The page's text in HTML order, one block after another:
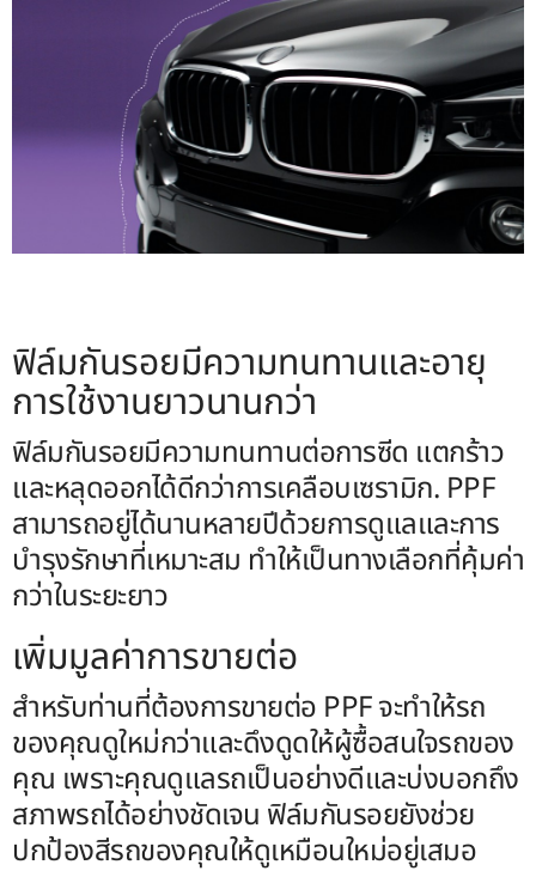
ฟิล์มกันรอยมีความทนทานและอายุ
การใช้งานยาวนานกว่า
ฟิล์มกันรอยมีความทนทานต่อการซีด แตกร้าว
และหลุดออกได้ดีกว่าการเคลือบเซรามิก. PPF
สามารถอยู่ได้นานหลายปีด้วยการดูแลและการ
บำรุงรักษาที่เหมาะสม ทำให้เป็นทางเลือกที่คุ้มค่า
กว่าในระยะยาว
เพิ่มมูลค่าการขายต่อ
สำหรับท่านที่ต้องการขายต่อ PPF จะทำให้รถ
ของคุณดูใหม่กว่าและดึงดูดให้ผู้ซื้อสนใจรถของ
คุณ เพราะคุณดูแลรถเป็นอย่างดีและบ่งบอกถึง
สภาพรถได้อย่างชัดเจน ฟิล์มกันรอยยังช่วย
ปกป้องสีรถของคุณให้ดูเหมือนใหม่อยู่เสมอ